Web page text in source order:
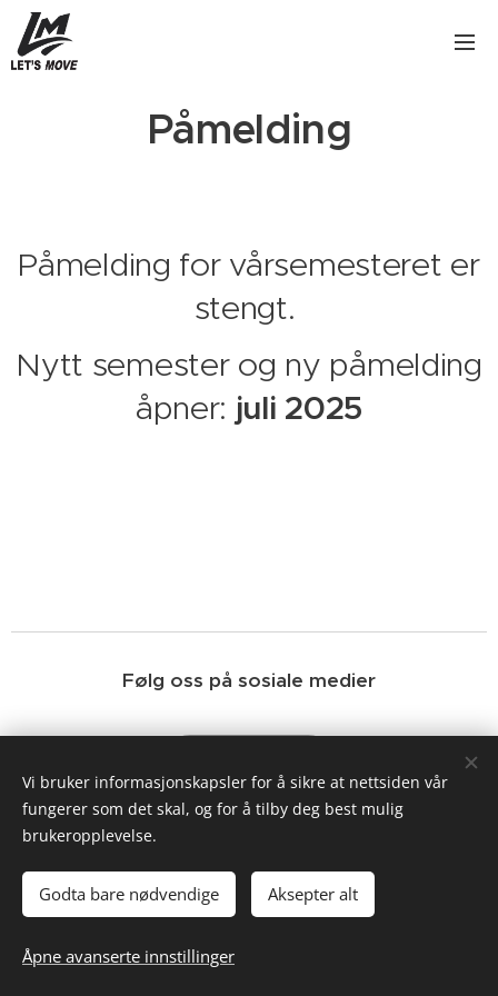
Påmelding
Påmelding for vårsemesteret er
stengt.
Nytt semester og ny påmelding
åpner: juli 2025
Følg oss på sosiale medier
Instagram
Drevet avWebnode
Vi bruker informasjonskapsler for å sikre at nettsiden vår
fungerer som det skal, og for å tilby deg best mulig
brukeropplevelse.
Godta bare nødvendige Aksepter alt
Åpne avanserte innstillinger